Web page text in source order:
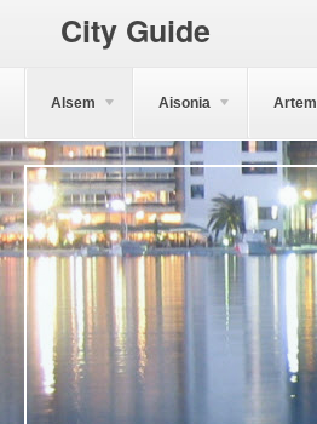
City Guide
Alsem Aisonia